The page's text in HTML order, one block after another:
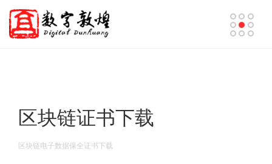
区块链证书下载
区块链电子数据保全证书下载